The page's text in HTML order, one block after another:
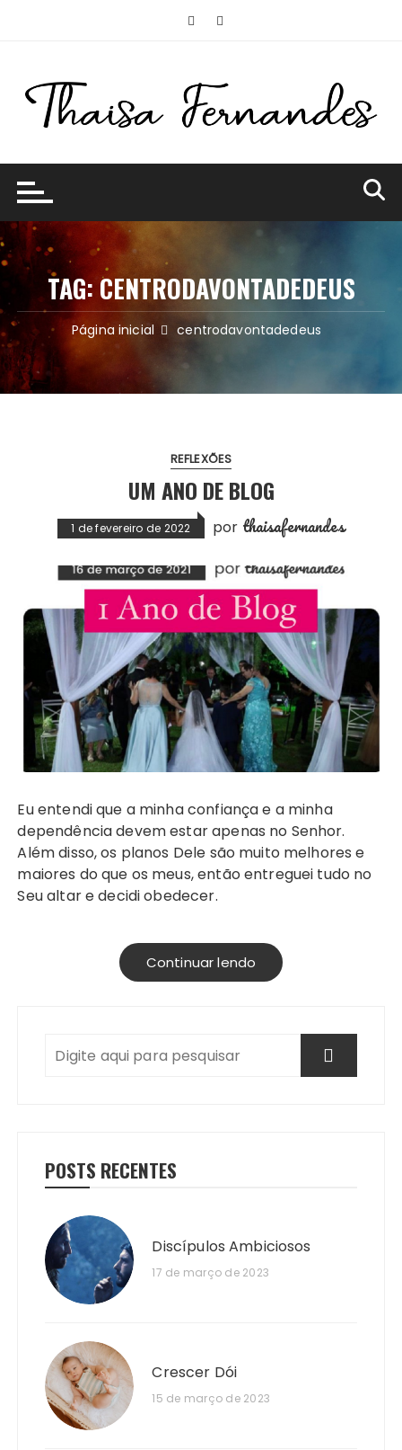
TAG: CENTRODAVONTADEDEUS
Página inicial centrodavontadedeus
REFLEXÕES
UM ANO DE BLOG
1 de fevereiro de 2022 por thaisafernandes
Eu entendi que a minha confiança e a minha
dependência devem estar apenas no Senhor.
Além disso, os planos Dele são muito melhores e
maiores do que os meus, então entreguei tudo no
Seu altar e decidi obedecer.
Continuar lendo
POSTS RECENTES
Discípulos Ambiciosos
17 de março de 2023
Crescer Dói
15 de março de 2023